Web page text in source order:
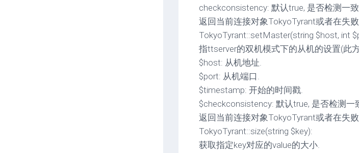
checkconsistency: 默认true, 是否检测一
返回当前连接对象TokyoTyrant或者在失
TokyoTyrant::setMaster(string $host, int
指ttserver的双机模式下的从机的设置(此
$host: 从机地址.
$port: 从机端口.
$timestamp: 开始的时间戳.
$checkconsistency: 默认true, 是否检测一
返回当前连接对象TokyoTyrant或者在失
TokyoTyrant::size(string $key):
获取指定key对应的value的大小.